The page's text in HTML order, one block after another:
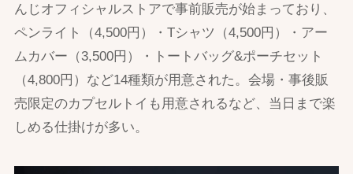
んじオフィシャルストアで事前販売が始まっており、
ペンライト（4,500円）・Tシャツ（4,500円）・アー
ムカバー（3,500円）・トートバッグ&ポーチセット
（4,800円）など14種類が用意された。会場・事後販
売限定のカプセルトイも用意されるなど、当日まで楽
しめる仕掛けが多い。